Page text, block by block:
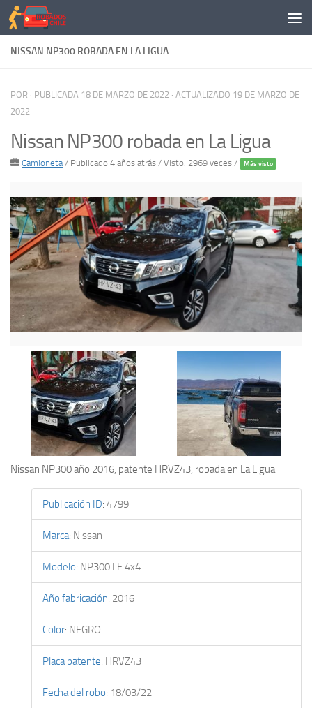
Saltar al contenido
NISSAN NP300 ROBADA EN LA LIGUA
POR · PUBLICADA 18 DE MARZO DE 2022 · ACTUALIZADO 19 DE MARZO DE
2022
Nissan NP300 robada en La Ligua
Camioneta/ Publicado 4 años atrás / Visto: 2969 veces / Más visto
Nissan NP300 año 2016, patente HRVZ43, robada en La Ligua
Publicación ID: 4799
Marca: Nissan
Modelo: NP300 LE 4x4
Año fabricación: 2016
Color: NEGRO
Placa patente: HRVZ43
Fecha del robo: 18/03/22